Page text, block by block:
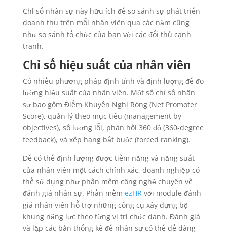
Chỉ số nhân sự này hữu ích để so sánh sự phát triển
doanh thu trên mỗi nhân viên qua các năm cũng
như so sánh tổ chức của bạn với các đối thủ cạnh
tranh.
Chỉ số hiệu suất của nhân viên
Có nhiều phương pháp định tính và định lượng để đo
lường hiệu suất của nhân viên. Một số chỉ số nhân
sự bao gồm Điểm Khuyến Nghị Ròng (Net Promoter
Score), quản lý theo mục tiêu (management by
objectives), số lượng lỗi, phản hồi 360 độ (360-degree
feedback), và xếp hạng bắt buộc (forced ranking).
Để có thể định lượng được tiềm năng và năng suất
của nhân viên một cách chính xác, doanh nghiệp có
thể sử dụng như phần mềm công nghệ chuyên về
đánh giá nhân sự. Phần mềm ezHR với module đánh
giá nhân viên hỗ trợ những công cụ xây dựng bộ
khung năng lực theo từng vị trí chức danh. Đánh giá
và lập các bản thống kê để nhân sự có thể dễ dàng